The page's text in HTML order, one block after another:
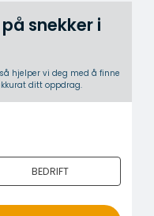
snekker i
hjelper vi deg med å finne
ditt oppdrag.
BEDRIFT